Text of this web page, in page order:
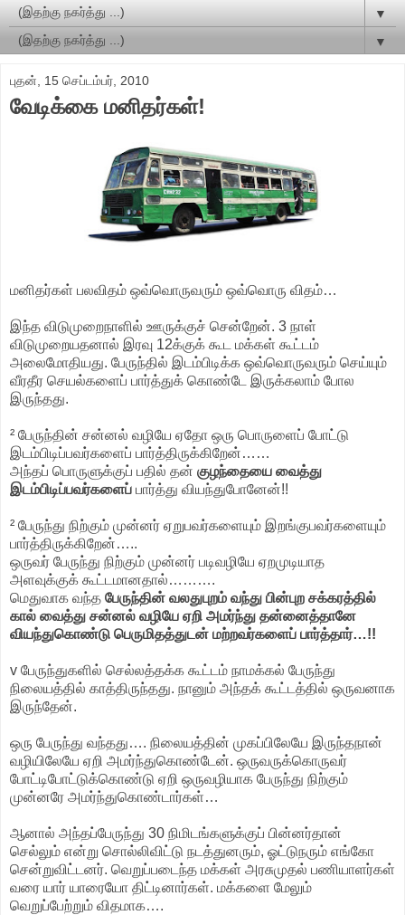
▼
▼
புதன், 15 செப்டம்பர், 2010
வேடிக்கை மனிதர்கள்!
மனிதர்கள் பலவிதம் ஒவ்வொருவரும் ஒவ்வொரு விதம்…
இந்த விடுமுறைநாளில் ஊருக்குச் சென்றேன். 3 நாள்
விடுமுறையதனால் இரவு 12க்குக் கூட மக்கள் கூட்டம்
அலைமோதியது. பேருந்தில் இடம்பிடிக்க ஒவ்வொருவரும் செய்யும்
வீரதீர செயல்களைப் பார்த்துக் கொண்டே இருக்கலாம் போல
இருந்தது.
² பேருந்தின் சன்னல் வழியே ஏதோ ஒரு பொருளைப் போட்டு
இடம்பிடிப்பவர்களைப் பார்த்திருக்கிறேன்……
அந்தப் பொருளுக்குப் பதில் தன் குழந்தையை வைத்து
இடம்பிடிப்பவர்களைப் பார்த்து வியந்துபோனேன்!!
² பேருந்து நிற்கும் முன்னர் ஏறுபவர்களையும் இறங்குபவர்களையும்
பார்த்திருக்கிறேன்…..
ஒருவர் பேருந்து நிற்கும் முன்னர் படிவழியே ஏறமுடியாத
அளவுக்குக் கூட்டமானதால்……….
மெதுவாக வந்த பேருந்தின் வலதுபுறம் வந்து பின்புற சக்கரத்தில்
கால் வைத்து சன்னல் வழியே ஏறி அமர்ந்து தன்னைத்தானே
வியந்துகொண்டு பெருமிதத்துடன் மற்றவர்களைப் பார்த்தார்…!!
v பேருந்துகளில் செல்லத்தக்க கூட்டம் நாமக்கல் பேருந்து
நிலையத்தில் காத்திருந்தது. நானும் அந்தக் கூட்டத்தில் ஒருவனாக
இருந்தேன்.
ஒரு பேருந்து வந்தது…. நிலையத்தின் முகப்பிலேயே இருந்தநான்
வழியிலேயே ஏறி அமர்ந்துகொண்டேன். ஒருவருக்கொருவர்
போட்டிபோட்டுக்கொண்டு ஏறி ஒருவழியாக பேருந்து நிற்கும்
முன்னரே அமர்ந்துகொண்டார்கள்…
ஆனால் அந்தப்பேருந்து 30 நிமிடங்களுக்குப் பின்னர்தான்
செல்லும் என்று சொல்லிவிட்டு நடத்துனரும், ஓட்டுநரும் எங்கோ
சென்றுவிட்டனர். வெறுப்படைந்த மக்கள் அரசுமுதல் பணியாளர்கள்
வரை யார் யாரையோ திட்டினார்கள். மக்களை மேலும்
வெறுப்பேற்றும் விதமாக….